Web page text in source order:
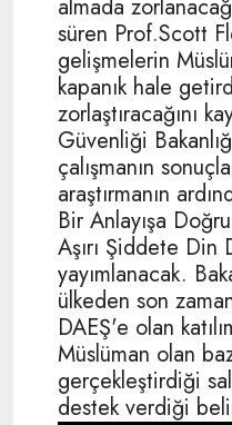
almada
süren Prof.Scott
gelişmelerin
kapanık hale
zorlaştıracağını
Güvenliği
çalışmanın
araştırmanın
Bir Anlayışa
Aşırı Şiddete Din
yayımlanacak.
ülkeden son
DAEŞ'e olan
Müslüman olan
gerçekleştirdiği
destek verdiği